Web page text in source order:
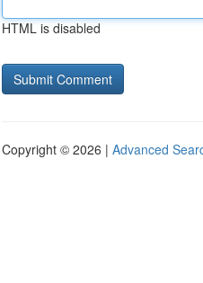
HTML is disabled
Copyright © 2026 | Advanced